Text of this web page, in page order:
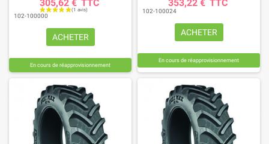
305,62 € TTC
102-100000
ACHETER
En cours de réapprovisionnement
353,22 € TTC
102-100024
ACHETER
En cours de réapprovisionnement